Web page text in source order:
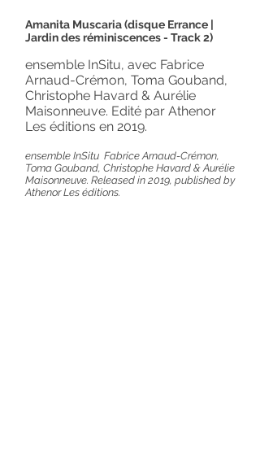
Amanita Muscaria (disque Errance |
Jardin des réminiscences - Track 2)
ensemble InSitu, avec Fabrice
Arnaud-Crémon, Toma Gouband,
Christophe Havard & Aurélie
Maisonneuve. Edité par Athenor
Les éditions en 2019.
ensemble InSitu Fabrice Arnaud-Crémon,
Toma Gouband, Christophe Havard & Aurélie
Maisonneuve. Released in 2019, published by
Athenor Les éditions.